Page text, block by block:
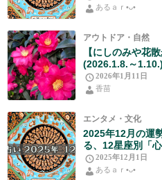
あるａｒ•⁠ᴗ⁠•⁠
アウトドア・自然
【にしのみや花
(2026.1.8.～
2026年1月11日
香苗
エンタメ・文化
2025年12月の運
る、12星座別「
2025年12月1日
あるａｒ•⁠ᴗ⁠•⁠